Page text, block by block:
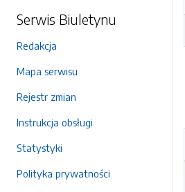
Serwis Biuletynu
Redakcja
Mapa serwisu
Rejestr zmian
Instrukcja obsługi
Statystyki
Polityka prywatności